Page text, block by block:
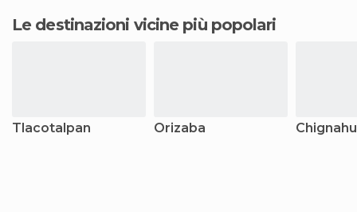
Le destinazioni vicine più popolari
Tlacotalpan Orizaba